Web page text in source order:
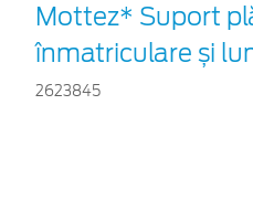
Mottez* Suport
înmatriculare și
2623845